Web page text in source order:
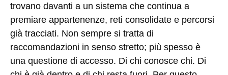
trovano davanti a un sistema che continua a
premiare appartenenze, reti consolidate e percorsi
già tracciati. Non sempre si tratta di
raccomandazioni in senso stretto; più spesso è
una questione di accesso. Di chi conosce chi. Di